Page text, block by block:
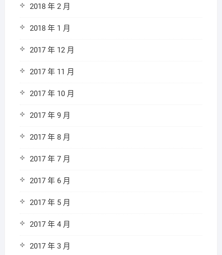
2018 年 2 月
2018 年 1 月
2017 年 12 月
2017 年 11 月
2017 年 10 月
2017 年 9 月
2017 年 8 月
2017 年 7 月
2017 年 6 月
2017 年 5 月
2017 年 4 月
2017 年 3 月